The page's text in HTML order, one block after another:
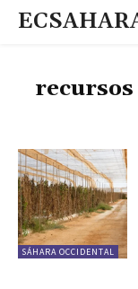
recursos
SÁHARA OCCIDENTAL